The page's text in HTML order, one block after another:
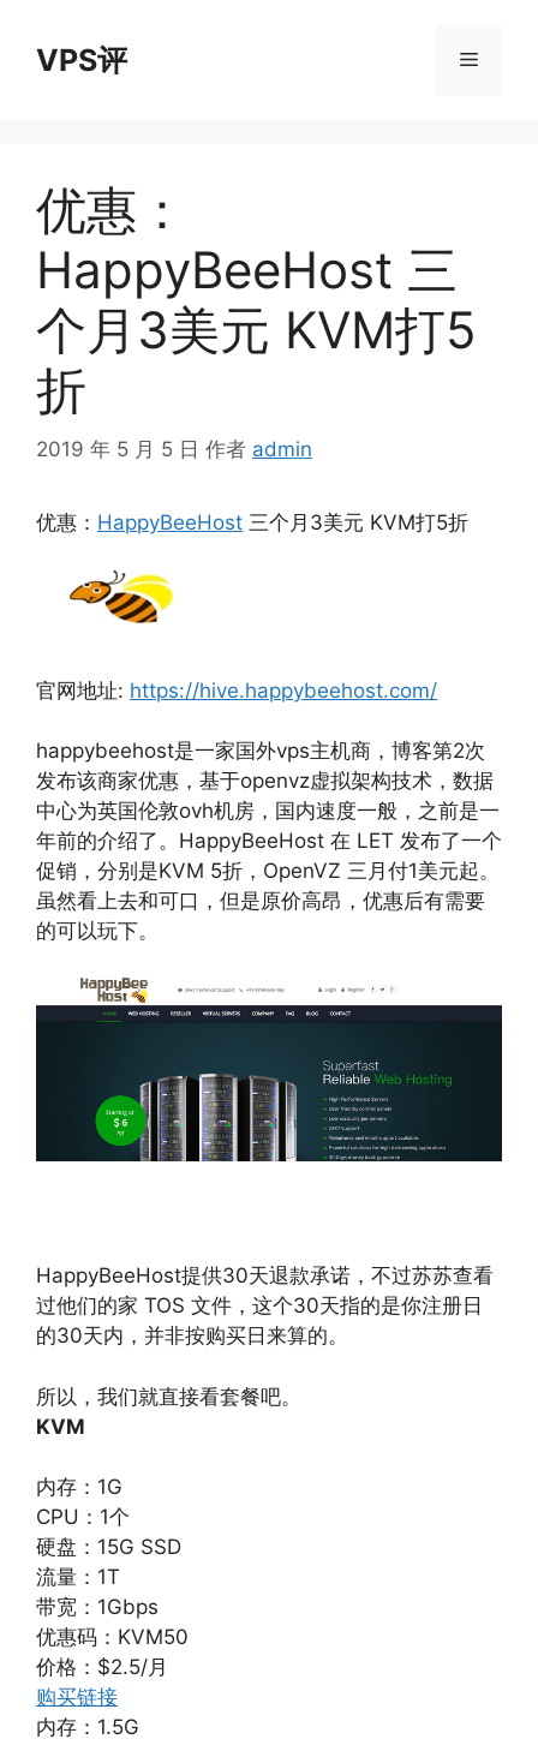
VPS评 菜
优惠：
HappyBeeHost 三
个月3美元 KVM打5
折
2019 年 5 月 5 日 作者 admin
优惠： HappyBeeHost 三个月3美元 KVM打5折
官网地址: https://hive.happybeehost.com/
happybeehost是一家国外vps主机商，博客第2次
发布该商家优惠，基于openvz虚拟架构技术，数据
中心为英国伦敦ovh机房，国内速度一般，之前是一
年前的介绍了。HappyBeeHost 在 LET 发布了一个
促销，分别是KVM 5折，OpenVZ 三月付1美元起。
虽然看上去和可口，但是原价高昂，优惠后有需要
的可以玩下。
HappyBeeHost提供30天退款承诺，不过苏苏查看
过他们的家 TOS 文件，这个30天指的是你注册日
的30天内，并非按购买日来算的。
所以，我们就直接看套餐吧。
KVM
内存：1G
CPU：1个
硬盘：15G SSD
流量：1T
带宽：1Gbps
优惠码：KVM50
价格：$2.5/月
购买链接
内存：1.5G